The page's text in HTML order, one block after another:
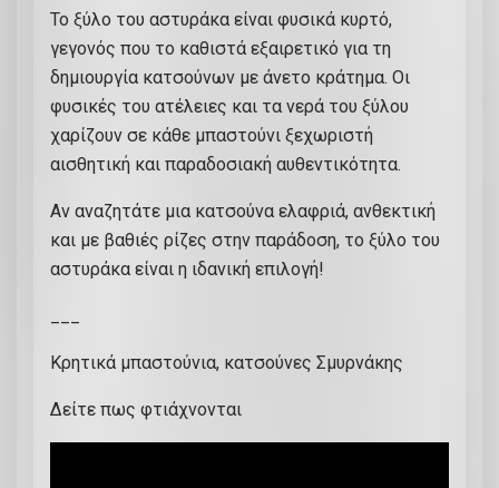
Το ξύλο του αστυράκα είναι φυσικά κυρτό,
γεγονός που το καθιστά εξαιρετικό για τη
δημιουργία κατσούνων με άνετο κράτημα. Οι
φυσικές του ατέλειες και τα νερά του ξύλου
χαρίζουν σε κάθε μπαστούνι ξεχωριστή
αισθητική και παραδοσιακή αυθεντικότητα.
Αν αναζητάτε μια κατσούνα ελαφριά, ανθεκτική
και με βαθιές ρίζες στην παράδοση, το ξύλο του
αστυράκα είναι η ιδανική επιλογή!
Κρητικά μπαστούνια, κατσούνες Σμυρνάκης
Δείτε πως φτιάχνονται